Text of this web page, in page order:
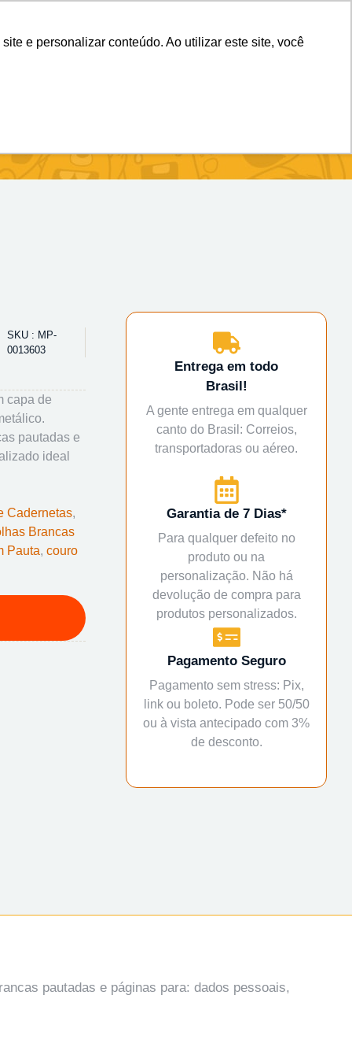
e personalizar conteúdo. Ao utilizar este site, você
SKU : MP-
0013603
capa de
pautadas e
ideal
Cadernetas,
Brancas
Pauta, couro
Entrega em todo
Brasil!
A gente entrega em qualquer
canto do Brasil: Correios,
transportadoras ou aéreo.
Garantia de 7 Dias*
Para qualquer defeito no
produto ou na
personalização. Não há
devolução de compra para
produtos personalizados.
Pagamento Seguro
Pagamento sem stress: Pix,
link ou boleto. Pode ser 50/50
ou à vista antecipado com 3%
de desconto.
pautadas e páginas para: dados pessoais,